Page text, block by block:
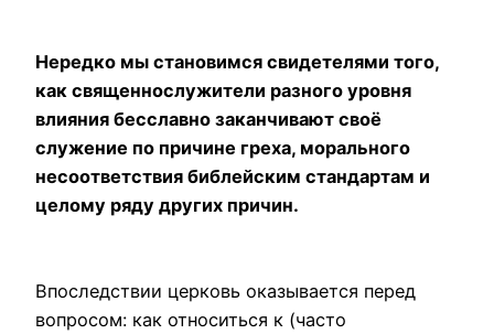
Нередко мы становимся свидетелями того,
как священнослужители разного уровня
влияния бесславно заканчивают своё
служение по причине греха, морального
несоответствия библейским стандартам и
целому ряду других причин.
Впоследствии церковь оказывается перед
вопросом: как относиться к (часто